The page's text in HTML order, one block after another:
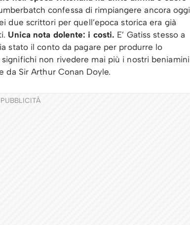
confessa di rimpiangere ancora oggi
due scrittori per quell’epoca storica era già
Unica nota dolente: i costi. E’ Gatiss stesso a
stato il conto da pagare per produrre lo
non rivedere mai più i nostri beniamini
da Sir Arthur Conan Doyle.
PUBBLICITÀ